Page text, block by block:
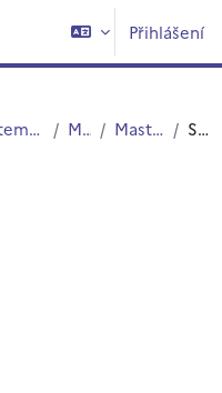
Přihlášení
Département Physique Master Master 1 LST Souhrn